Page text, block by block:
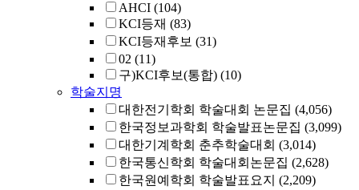
AHCI (104)
KCI등재 (83)
KCI등재후보 (31)
02 (11)
구)KCI후보(통합) (10)
학술지명
대한전기학회 학술대회 논문집 (4,056)
한국정보과학회 학술발표논문집 (3,099)
대한기계학회 춘추학술대회 (3,014)
한국통신학회 학술대회논문집 (2,628)
한국원예학회 학술발표요지 (2,209)